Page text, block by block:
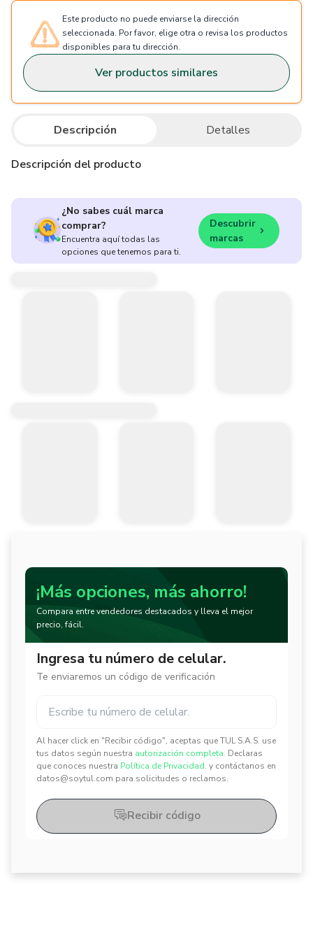
Este producto no puede enviarse la dirección
seleccionada. Por favor, elige otra o revisa los productos
disponibles para tu dirección.
Ver productos similares
Descripción Detalles
Descripción del producto
¿No sabes cuál marca
comprar?
Encuentra aquí todas las
opciones que tenemos para ti.
Descubrir
marcas
¡Más opciones, más ahorro!
Compara entre vendedores destacados y lleva el mejor
precio, fácil.
Ingresa tu número de celular.
Te enviaremos un código de verificación
Al hacer click en "Recibir código", aceptas que TUL S.A.S. use
tus datos según nuestra autorización completa. Declaras
que conoces nuestra Política de Privacidad. y contáctanos en
datos@soytul.com para solicitudes o reclamos.
✕
✕
Recibir código